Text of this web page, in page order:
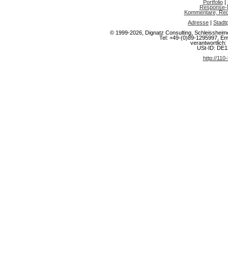
Portfolio|
Kommentare,
Adresse |
© 1999-2026, Dignatz Consulting,
Tel: +49-(0)89-1295997,
verantwortlich:
USt-ID:
http://